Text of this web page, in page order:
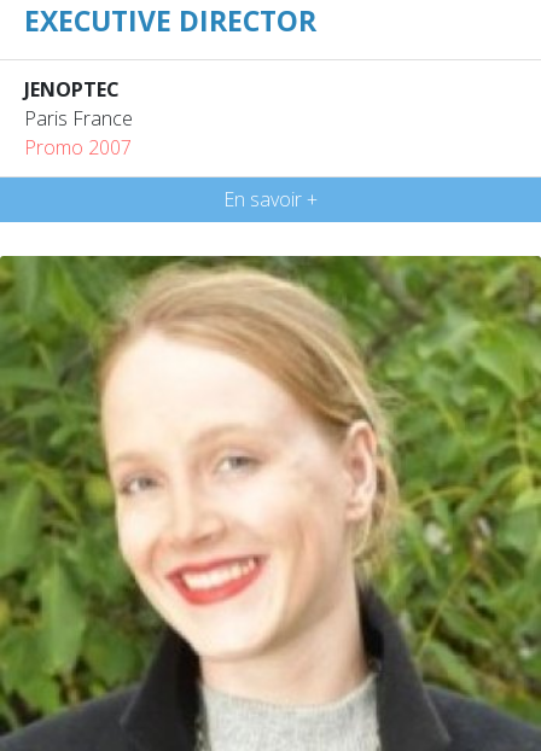
EXECUTIVE DIRECTOR
JENOPTEC
Paris France
Promo 2007
En savoir +